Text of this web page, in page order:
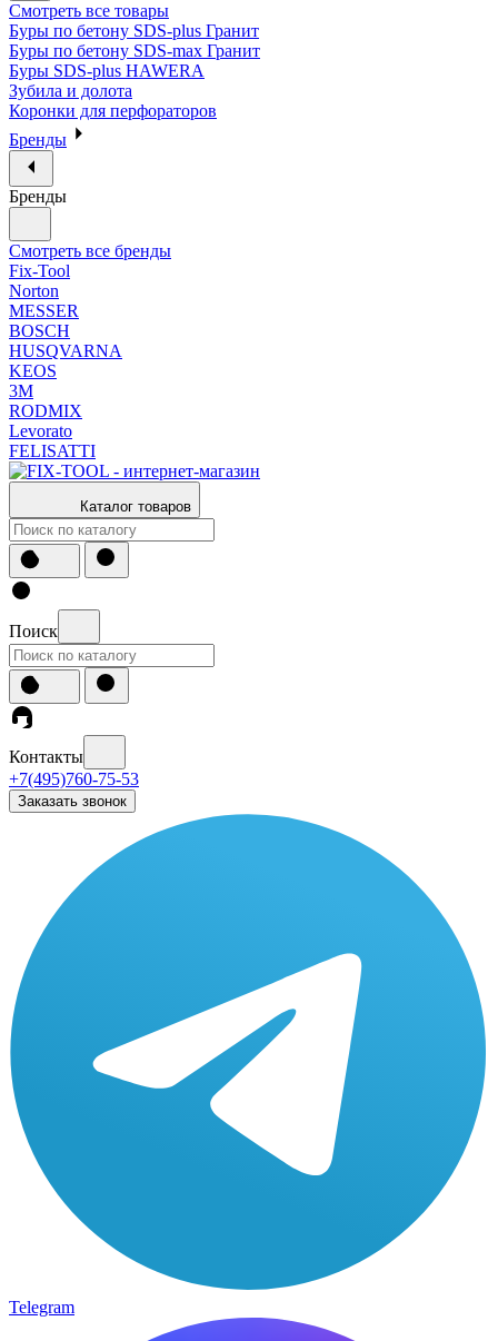
Смотреть все товары
Буры по бетону SDS-plus Гранит
Буры по бетону SDS-max Гранит
Буры SDS-plus HAWERA
Зубила и долота
Коронки для перфораторов
Бренды
Бренды
Смотреть все бренды
Fix-Tool
Norton
MESSER
BOSCH
HUSQVARNA
KEOS
3М
RODMIX
Levorato
FELISATTI
Каталог товаров
Поиск
Контакты
+7(495)760-75-53
Заказать звонок
Telegram